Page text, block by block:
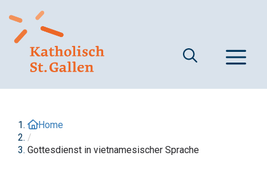
zum
Inhalt
Home
/
Gottesdienst in vietnamesischer Sprache